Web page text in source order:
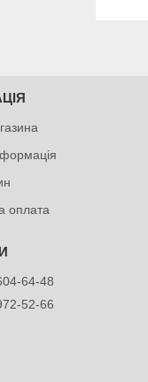
оплата
64-48
52-66